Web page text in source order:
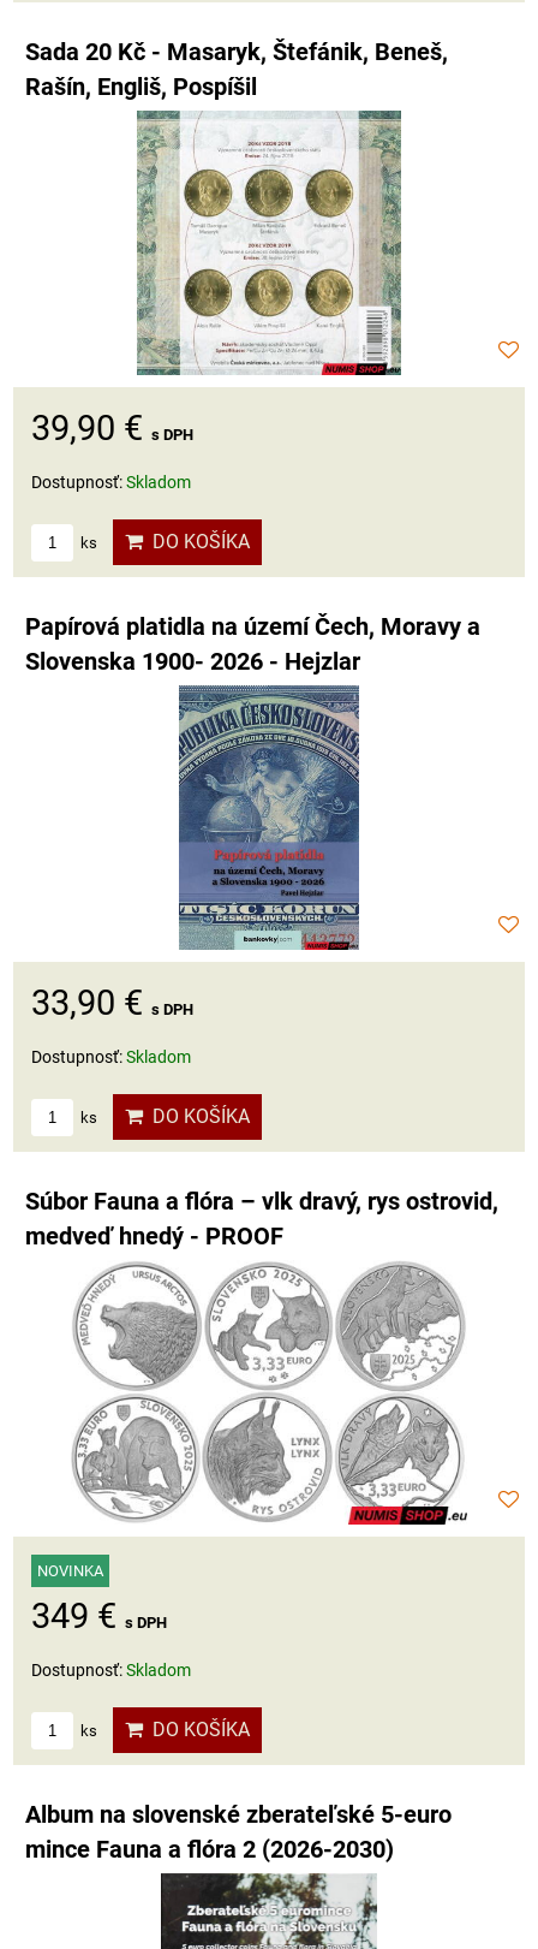
Sada 20 Kč - Masaryk, Štefánik, Beneš,
Rašín, Engliš, Pospíšil
39,90 € s DPH
Dostupnosť:Skladom
ks DO KOŠÍKA
Papírová platidla na území Čech, Moravy a
Slovenska 1900- 2026 - Hejzlar
33,90 € s DPH
Dostupnosť:Skladom
ks DO KOŠÍKA
Súbor Fauna a flóra – vlk dravý, rys ostrovid,
medveď hnedý - PROOF
NOVINKA
349 € s DPH
Dostupnosť:Skladom
ks DO KOŠÍKA
Album na slovenské zberateľské 5-euro
mince Fauna a flóra 2 (2026-2030)